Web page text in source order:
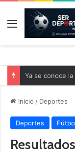
Menú
Inicio / Deportes
Deportes